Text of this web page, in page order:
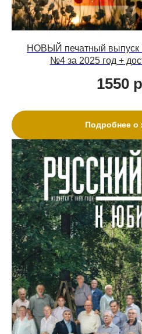
НОВЫЙ печатный
№4 за 2025 год +
1550
Подробнее о